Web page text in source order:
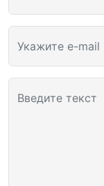
Укажите e-mail
Введите текст